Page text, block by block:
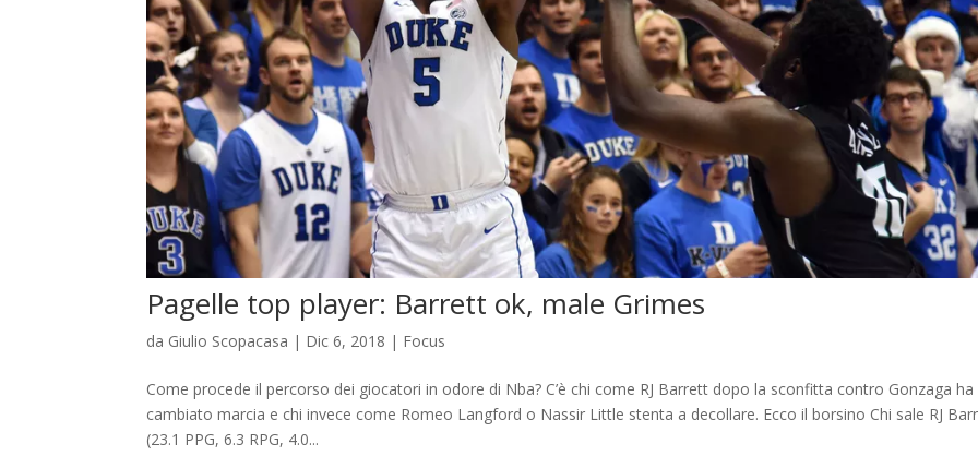
Pagelle top player: Barrett ok, male Grimes
da Giulio Scopacasa | Dic 6, 2018 | Focus
Come procede il percorso dei giocatori in odore di Nba? C’è chi come RJ Barrett dopo la sconfitta contro Gonzaga ha
cambiato marcia e chi invece come Romeo Langford o Nassir Little stenta a decollare. Ecco il borsino Chi sale RJ
(23.1 PPG, 6.3 RPG, 4.0...